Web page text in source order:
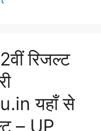
रिजल्ट
यहाँ से
– UP